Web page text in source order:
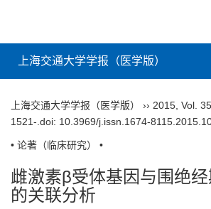
上海交通大学学报（医学版）
上海交通大学学报（医学版） ›› 2015 Vol. 35
1521-. doi: 10.3969/j.issn.1674-
• 论著（临床研究） •
雌激素β受体基因与围绝
的关联分析